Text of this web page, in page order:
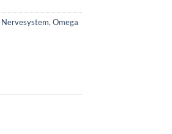
Nervesystem,Omega